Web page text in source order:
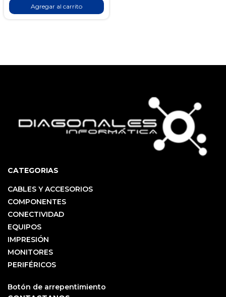
Agregar al carrito
CATEGORIAS
CABLES Y ACCESORIOS
COMPONENTES
CONECTIVIDAD
EQUIPOS
IMPRESIÓN
MONITORES
PERIFÉRICOS
Botón de arrepentimiento